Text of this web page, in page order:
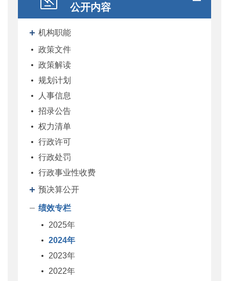
公开内容
机构职能
政策文件
政策解读
规划计划
人事信息
招录公告
权力清单
行政许可
行政处罚
行政事业性收费
预决算公开
绩效专栏
2025年
2024年
2023年
2022年